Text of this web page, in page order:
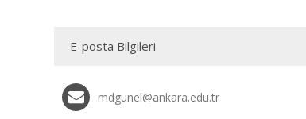
E-posta Bilgileri
mdgunel@ankara.edu.tr